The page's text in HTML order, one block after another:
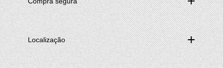
Localização